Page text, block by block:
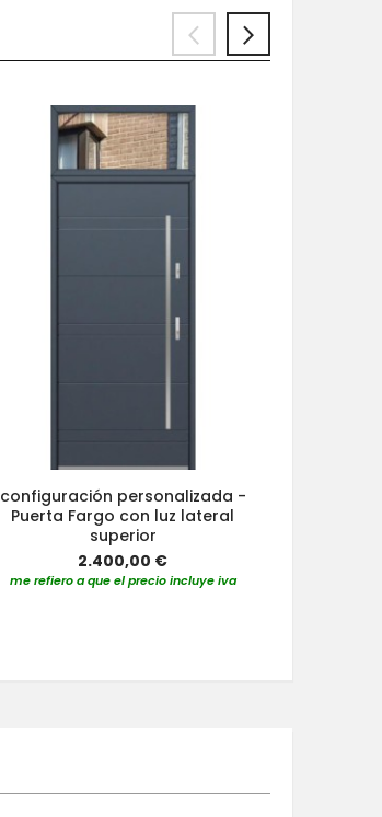
configuración personalizada -
Puerta Fargo con luz lateral
superior
2.400,00 €
me refiero a que el precio incluye iva